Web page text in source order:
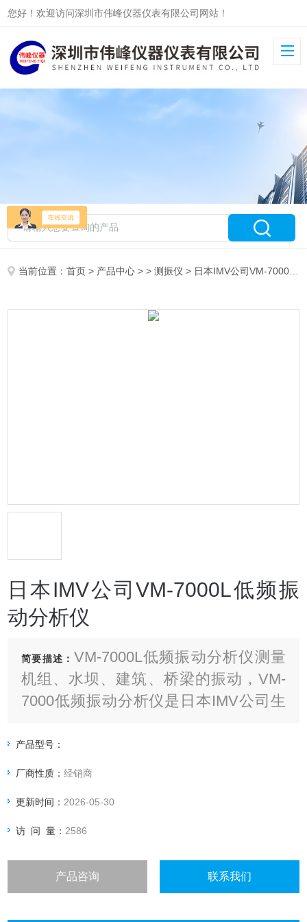
您好！欢迎访问深圳市伟峰仪器仪表有限公司网站！
当前位置：首页 > 产品中心 > >测振仪 > 日本IMV公司VM-7000L低频振动分析仪
日本IMV公司VM-7000L低频振
动分析仪
简要描述： VM-7000L低频振动分析仪测量
机组、水坝、建筑、桥梁的振动，VM-
7000低频振动分析仪是日本IMV公司生
产品型号：
厂商性质：经销商
更新时间： 2026-05-30
访 问 量： 2586
产品咨询 联系我们